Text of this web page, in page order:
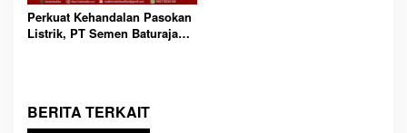
Perkuat Kehandalan Pasokan
Listrik, PT Semen Baturaja
BERITA TERKAIT